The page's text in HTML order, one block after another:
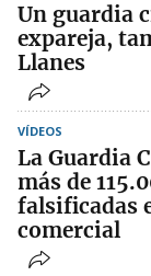
Un guardia
expareja,
Llanes
VÍDEOS
La Guardia
más de
falsificadas
comercial